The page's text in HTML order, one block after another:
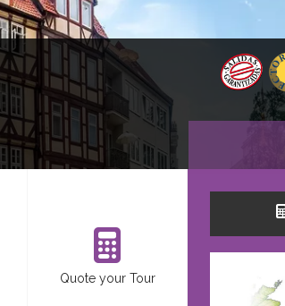
Quote your Tour